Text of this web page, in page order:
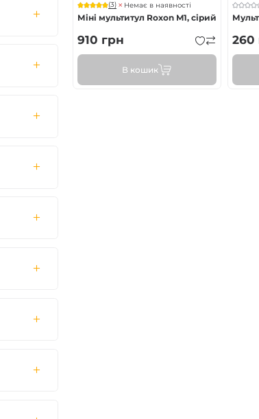
(3) Немає в наявності
Міні мультитул Roxon M1, сірий
910 грн
В кошик
260